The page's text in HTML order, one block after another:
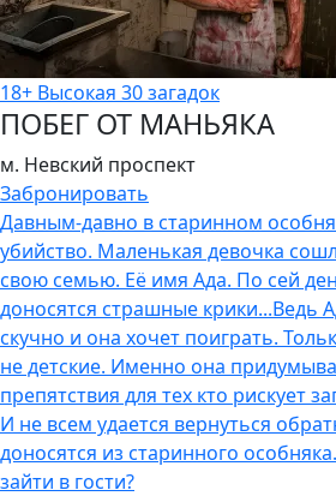
18+ Высокая 30 загадок
ПОБЕГ ОТ МАНЬЯКА
м. Невский проспект
Забронировать
Давным-давно в старинном
убийство. Маленькая девочка
свою семью. Её имя Ада. По сей
доносятся страшные крики...Ведь
скучно и она хочет поиграть.
не детские. Именно она
препятствия для тех кто рискует
И не всем удается вернуться
доносятся из старинного
зайти в гости?